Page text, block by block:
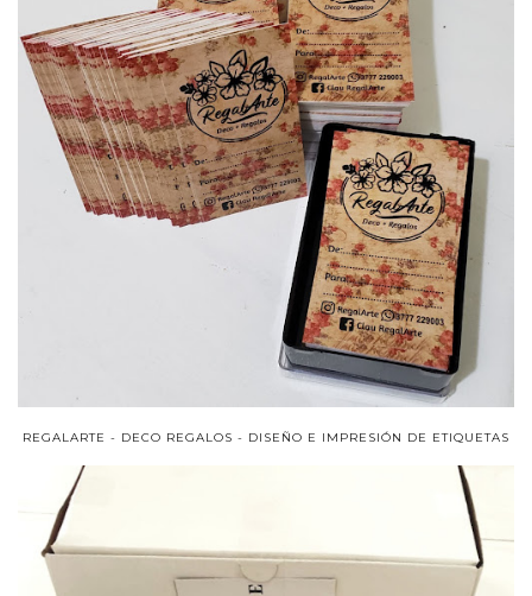
REGALARTE - DECO REGALOS - DISEÑO E IMPRESIÓN DE ETIQUETAS